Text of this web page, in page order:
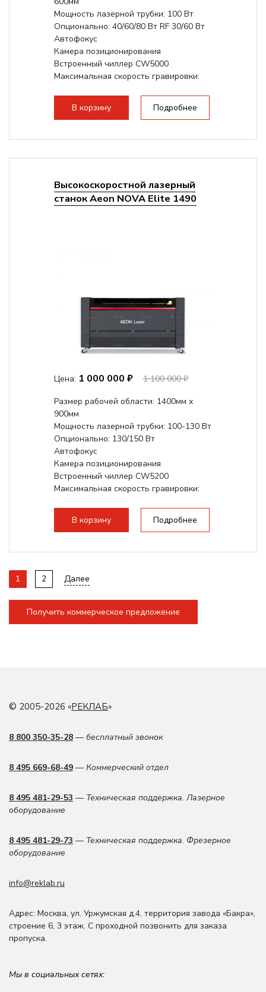
Мощность лазерной трубки: 100 Вт
Опционально: 40/60/80 Вт RF 30/60 Вт
Автофокус
Камера позиционирования
Встроенный чиллер CW5000
Максимальная скорость гравировки:
В корзину Подробнее
Высокоскоростной лазерный
станок Aeon NOVA Elite 1490
Цена: 1 000 000 ₽
1 100 000 ₽
Размер рабочей области: 1400мм х
900мм
Мощность лазерной трубки: 100-130 Вт
Опционально: 130/150 Вт
Автофокус
Камера позиционирования
Встроенный чиллер CW5200
Максимальная скорость гравировки:
140мм,...
В корзину Подробнее
1 2 Далее
Получить коммерческое предложение
© 2005-2026 «РЕКЛАБ»
8 800 350-35-28 — бесплатный звонок
8 495 669-68-49 — Коммерческий отдел
8 495 481-29-53 — Техническая поддержка. Лазерное
оборудование
8 495 481-29-73 — Техническая поддержка. Фрезерное
оборудование
info@reklab.ru
Адрес: Москва, ул. Уржумская д.4, территория завода «Бакра»,
строение 6, 3 этаж. С проходной позвонить для заказа
пропуска.
Мы в социальных сетях: